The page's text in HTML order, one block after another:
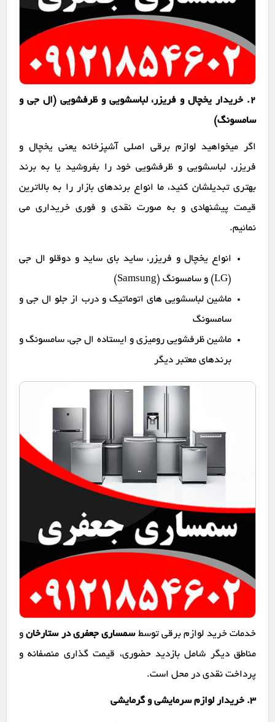
2. خریدار یخچال و فریزر، لباسشویی و ظرفشویی (ال جی و
سامسونگ)
اگر میخواهید لوازم برقی اصلی آشپزخانه یعنی یخچال و
فریزر، لباسشویی و ظرفشویی خود را بفروشید یا به برند
بهتری تبدیلشان کنید، ما انواع برندهای بازار را به بالاترین
قیمت پیشنهادی و به صورت نقدی و فوری خریداری می
نمائیم.
انواع یخچال و فریزر، ساید بای ساید و دوقلو ال جی
(LG) و سامسونگ (Samsung)
ماشین لباسشویی های اتوماتیک و درب از جلو ال جی و
سامسونگ
ماشین ظرفشویی رومیزی و ایستاده ال جی، سامسونگ و
برندهای معتبر دیگر
خدمات خرید لوازم برقی توسطسمساری جعفری در ستارخانو
مناطق دیگر شامل بازدید حضوری، قیمت گذاری منصفانه و
پرداخت نقدی در محل است.
۳. خریدار لوازم سرمایشی و گرمایشی